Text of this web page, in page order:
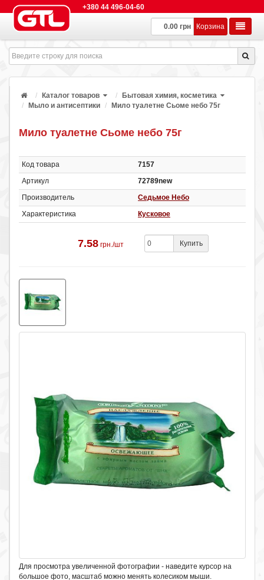
+380 44 496-04-60
0.00 грн Корзина
Каталог товаров
Бытовая химия, косметика
Мыло и антисептики
Мило туалетне Сьоме небо 75г
Мило туалетне Сьоме небо 75г
Код товара
7157
Артикул
72789new
Производитель
Седьмое Небо
Характеристика
Кусковое
7.58 грн./шт Купить
Для просмотра увеличенной фотографии - наведите курсор на
большое фото, масштаб можно менять колесиком мыши.